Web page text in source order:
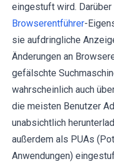
eingestuft wird.
Browserentführer-
sie aufdringliche
Änderungen an
gefälschte
wahrscheinlich auch
die meisten Benutzer
unabsichtlich
außerdem als PUAs
Anwendungen)